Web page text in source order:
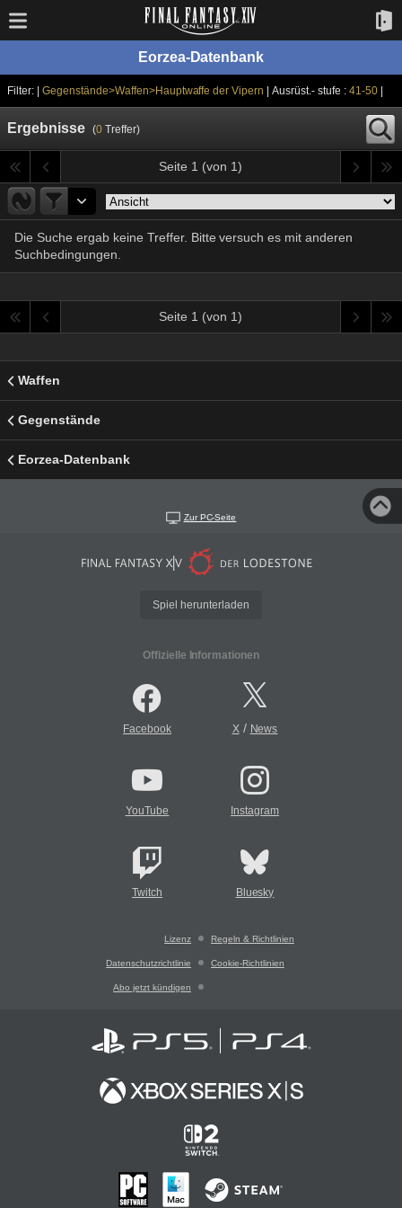
Eorzea-Datenbank
Filter: | Gegenstände>Waffen>Hauptwaffe der Vipern | Ausrüst.- stufe : 41-50|
Ergebnisse (0Treffer)
Seite 1 (von 1)
Die Suche ergab keine Treffer. Bitte versuch es mit anderen
Suchbedingungen.
Seite 1 (von 1)
Waffen
Gegenstände
Eorzea-Datenbank
Zur PC-Seite
Spiel herunterladen
Offizielle Informationen
Facebook X/ News
YouTube Instagram
Twitch Bluesky
Lizenz Regeln & Richtlinien
Datenschutzrichtlinie Cookie-Richtlinien
Abo jetzt kündigen